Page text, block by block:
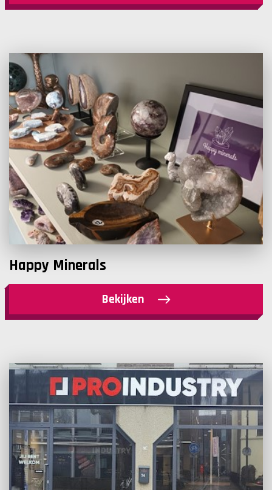
Happy Minerals
Bekijken